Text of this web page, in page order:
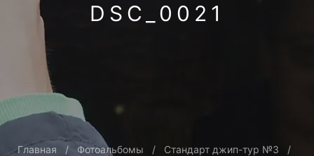
DSC_0021
Главная Фотоальбомы
Стандарт джип-тур №3